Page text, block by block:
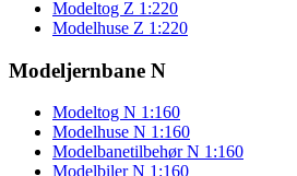
Modeltog Z 1:220
Modelhuse Z 1:220
Modeljernbane N
Modeltog N 1:160
Modelhuse N 1:160
Modelbanetilbehør N 1:160
Modelbiler N 1:160